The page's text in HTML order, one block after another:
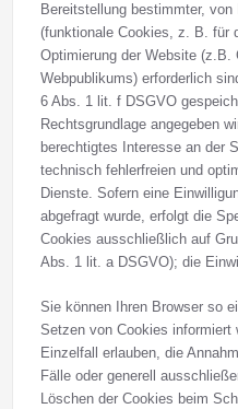
Bereitstellung bestimmter,
(funktionale Cookies, z. B. für
Optimierung der Website (z.B.
Webpublikums) erforderlich
6 Abs. 1 lit. f DSGVO
Rechtsgrundlage angegeben
berechtigtes Interesse an der
technisch fehlerfreien und
Dienste. Sofern eine
abgefragt wurde, erfolgt die
Cookies ausschließlich auf
Abs. 1 lit. a DSGVO); die
Sie können Ihren Browser so
Setzen von Cookies informiert
Einzelfall erlauben, die
Fälle oder generell
Löschen der Cookies beim